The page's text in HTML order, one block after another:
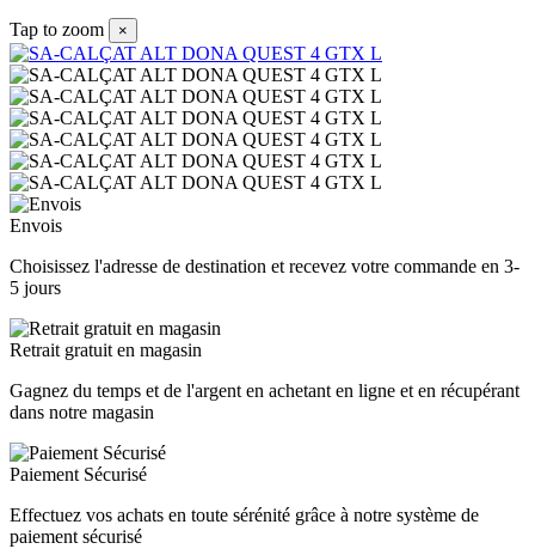
Tap to zoom ×
Envois
Choisissez l'adresse de destination et recevez votre commande en 3-
5 jours
Retrait gratuit en magasin
Gagnez du temps et de l'argent en achetant en ligne et en récupérant
dans notre magasin
Paiement Sécurisé
Effectuez vos achats en toute sérénité grâce à notre système de
paiement sécurisé